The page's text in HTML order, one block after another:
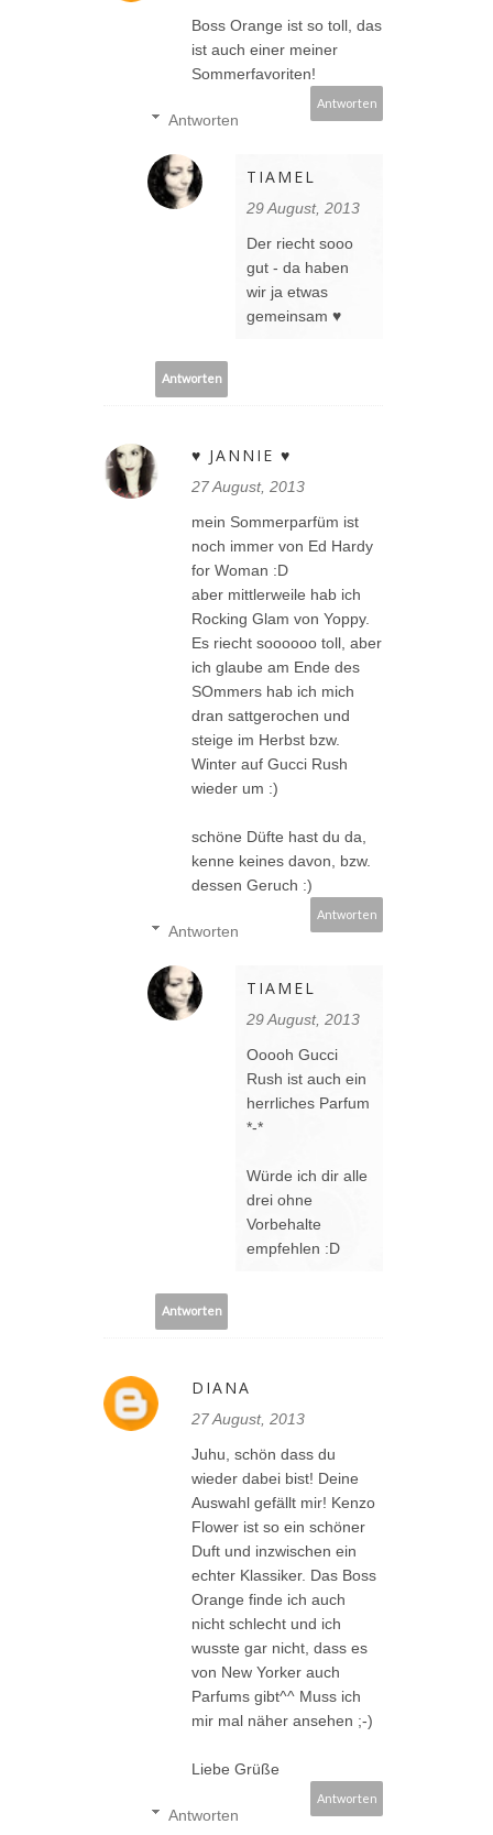
Boss Orange ist so toll, das
ist auch einer meiner
Sommerfavoriten!
Antworten
Antworten
TIAMEL
29 August, 2013
Der riecht sooo
gut - da haben
wir ja etwas
gemeinsam ♥
Antworten
♥ JANNIE ♥
27 August, 2013
mein Sommerparfüm ist
noch immer von Ed Hardy
for Woman :D
aber mittlerweile hab ich
Rocking Glam von Yoppy.
Es riecht soooooo toll, aber
ich glaube am Ende des
SOmmers hab ich mich
dran sattgerochen und
steige im Herbst bzw.
Winter auf Gucci Rush
wieder um :)
schöne Düfte hast du da,
kenne keines davon, bzw.
dessen Geruch :)
Antworten
Antworten
TIAMEL
29 August, 2013
Ooooh Gucci
Rush ist auch ein
herrliches Parfum
*-*
Würde ich dir alle
drei ohne
Vorbehalte
empfehlen :D
Antworten
DIANA
27 August, 2013
Juhu, schön dass du
wieder dabei bist! Deine
Auswahl gefällt mir! Kenzo
Flower ist so ein schöner
Duft und inzwischen ein
echter Klassiker. Das Boss
Orange finde ich auch
nicht schlecht und ich
wusste gar nicht, dass es
von New Yorker auch
Parfums gibt^^ Muss ich
mir mal näher ansehen ;-)
Liebe Grüße
Antworten
Antworten